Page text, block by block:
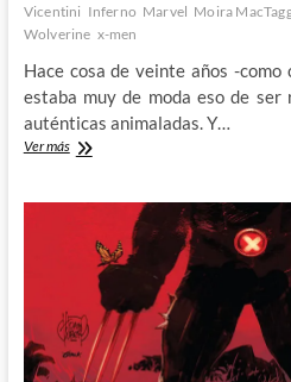
Vicentini Inferno Marvel Moira
Wolverine x-men
Hace cosa de veinte años -
estaba muy de moda eso de ser
auténticas animaladas. Y…
Ver másX
Llevarse
novio
puesto